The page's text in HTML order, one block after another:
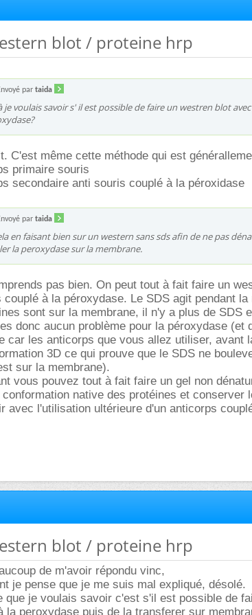
blot / proteine hrp
par taida
je voulais savoir s' il est possible de faire un westren blot
C'est même cette méthode qui est
primaire souris
secondaire anti souris couplé à la péroxidase
par taida
en faisant bien sur un western sans sds afin de ne pas
la peroxydase sur la membrane.
pas bien. On peut tout à fait faire un
couplé à la péroxydase. Le SDS agit pendant
sont sur la membrane, il n'y a plus de SDS
donc aucun problème pour la péroxydase (et
car les anticorps que vous allez utiliser, avant
3D ce qui prouve que le SDS ne
sur la membrane).
vous pouvez tout à fait faire un gel non
conformation native des protéines et conserver
avec l'utilisation ultérieure d'un anticorps
blot / proteine hrp
de m'avoir répondu vinc,
je pense que je me suis mal expliqué, désolé.
que je voulais savoir c'est s'il est possible de
la peroxydase puis de la transferer sur